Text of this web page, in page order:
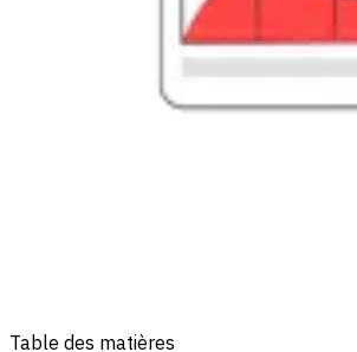
Table des matières